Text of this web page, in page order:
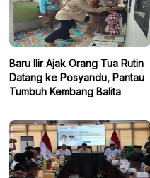
Baru Ilir Ajak Orang Tua Rutin
Datang ke Posyandu, Pantau
Tumbuh Kembang Balita